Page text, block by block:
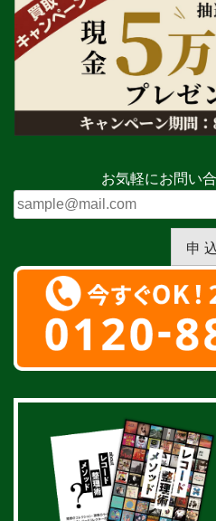
お気軽にお問い
申